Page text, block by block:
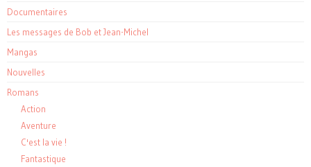
Documentaires
Les messages de Bob et Jean-Michel
Mangas
Nouvelles
Romans
Action
Aventure
C'est la vie !
Fantastique